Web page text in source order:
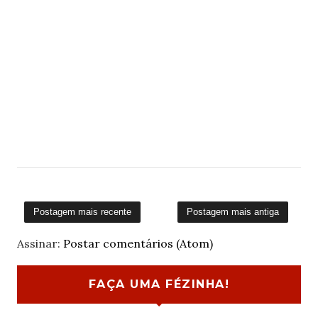
Postagem mais recente Postagem mais antiga
Assinar: Postar comentários (Atom)
FAÇA UMA FÉZINHA!